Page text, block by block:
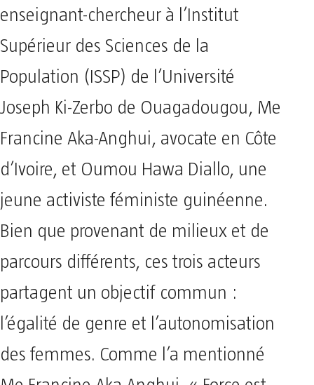
enseignant-chercheur à l’Institut
Supérieur des Sciences de la
Population (ISSP) de l’Université
Joseph Ki-Zerbo de Ouagadougou, Me
Francine Aka-Anghui, avocate en Côte
d’Ivoire, et Oumou Hawa Diallo, une
jeune activiste féministe guinéenne.
Bien que provenant de milieux et de
parcours différents, ces trois acteurs
partagent un objectif commun :
l’égalité de genre et l’autonomisation
des femmes. Comme l’a mentionné